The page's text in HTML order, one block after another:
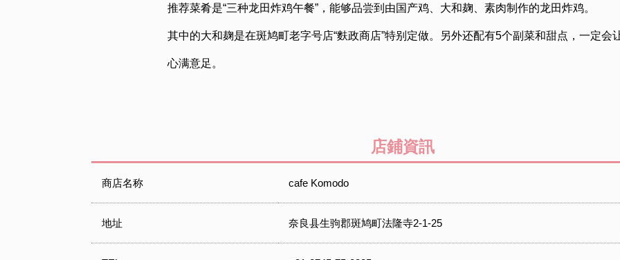
推荐菜肴是“三种龙田炸鸡午餐”，能够品尝到由国产鸡、大和麹、素肉制作的龙田炸鸡。
其中的大和麹是在斑鸠町老字号店“麩政商店”特别定做。另外还配有5个副菜和甜点，一定会
心满意足。
店鋪資訊
商店名称 cafe Komodo
地址 奈良县生驹郡斑鸠町法隆寺2-1-25